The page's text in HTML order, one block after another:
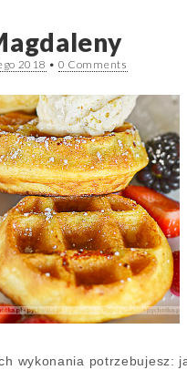
2018 • 0 Comments
wykonania potrzebujesz: